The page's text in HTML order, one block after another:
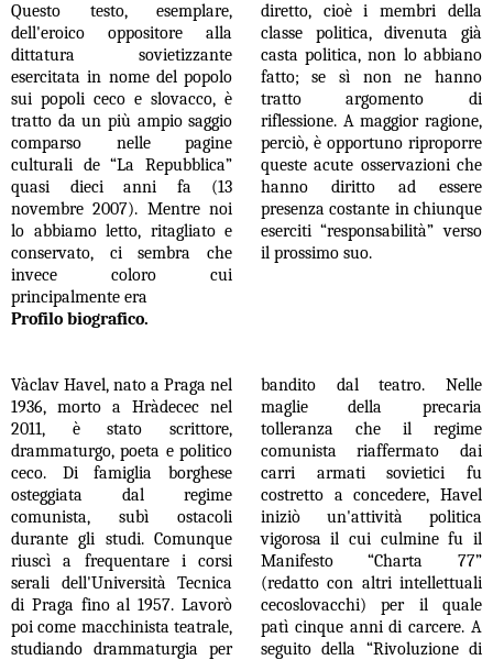
Questo testo, esemplare,
dell'eroico oppositore alla
dittatura sovietizzante
esercitata in nome del popolo
sui popoli ceco e slovacco, è
tratto da un più ampio saggio
comparso nelle pagine
culturali de “La Repubblica”
quasi dieci anni fa (13
novembre 2007). Mentre noi
lo abbiamo letto, ritagliato e
conservato, ci sembra che
invece colorocui
principalmente era
diretto, cioè i membri della
classe politica, divenuta già
casta politica, non lo abbiano
fatto; se sì non ne hanno
tratto argomento di
riflessione. A maggior ragione,
perciò, è opportuno riproporre
queste acute osservazioni che
hanno diritto ad essere
presenza costante in chiunque
eserciti “responsabilità” verso
il prossimo suo.
Profilo biografico.
Vàclav Havel, nato a Praga nel
1936, morto a Hràdecec nel
2011, è stato scrittore,
drammaturgo, poeta e politico
ceco. Di famiglia borghese
osteggiata dal regime
comunista, subì ostacoli
durante gli studi. Comunque
riuscì a frequentare i corsi
serali dell'Università Tecnica
di Praga fino al 1957. Lavorò
poi come macchinista teatrale,
studiando drammaturgia per
bandito dal teatro. Nelle
maglie della precaria
tolleranza che il regime
comunista riaffermato dai
carri armati sovietici fu
costretto a concedere, Havel
iniziò un'attività politica
vigorosa il cui culmine fu il
Manifesto “Charta 77”
(redattocon altri intellettuali
cecoslovacchi) per il quale
patì cinque anni di carcere. A
seguito della “Rivoluzione di